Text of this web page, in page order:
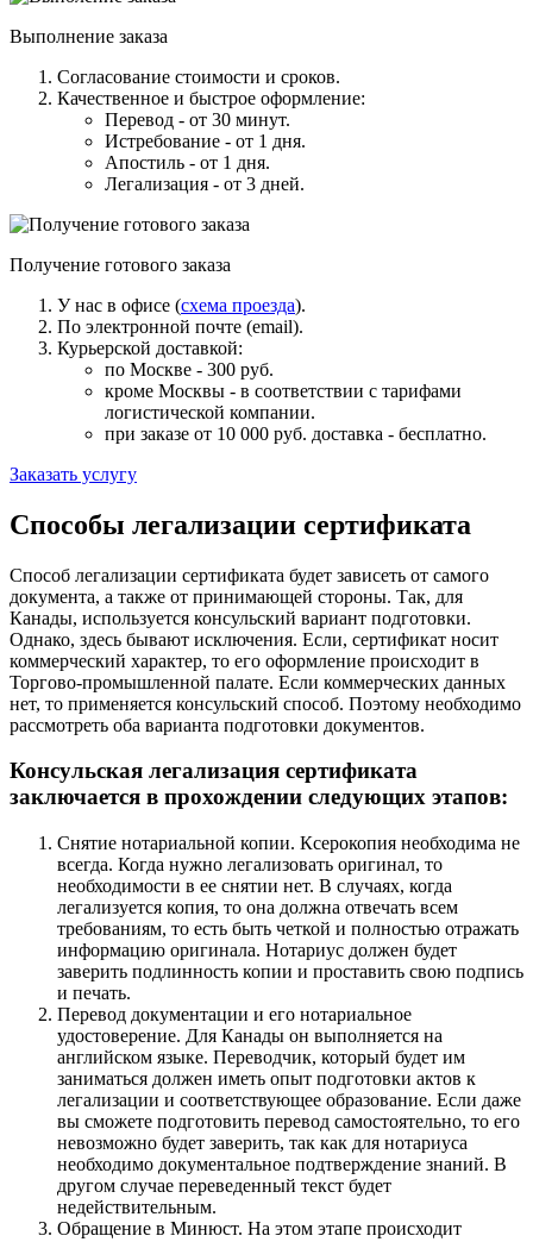
Выполнение заказа
Согласование стоимости и сроков.
Качественное и быстрое оформление:
Перевод - от 30 минут.
Истребование - от 1 дня.
Апостиль - от 1 дня.
Легализация - от 3 дней.
Получение готового заказа
У нас в офисе (схема проезда).
По электронной почте (email).
Курьерской доставкой:
по Москве - 300 руб.
кроме Москвы - в соответствии с тарифами
логистической компании.
при заказе от 10 000 руб. доставка - бесплатно.
Заказать услугу
Способы легализации сертификата
Способ легализации сертификата будет зависеть от самого
документа, а также от принимающей стороны. Так, для
Канады, используется консульский вариант подготовки.
Однако, здесь бывают исключения. Если, сертификат носит
коммерческий характер, то его оформление происходит в
Торгово-промышленной палате. Если коммерческих данных
нет, то применяется консульский способ. Поэтому необходимо
рассмотреть оба варианта подготовки документов.
Консульская легализация сертификата
заключается в прохождении следующих этапов:
Снятие нотариальной копии. Ксерокопия необходима не
всегда. Когда нужно легализовать оригинал, то
необходимости в ее снятии нет. В случаях, когда
легализуется копия, то она должна отвечать всем
требованиям, то есть быть четкой и полностью отражать
информацию оригинала. Нотариус должен будет
заверить подлинность копии и проставить свою подпись
и печать.
Перевод документации и его нотариальное
удостоверение. Для Канады он выполняется на
английском языке. Переводчик, который будет им
заниматься должен иметь опыт подготовки актов к
легализации и соответствующее образование. Если даже
вы сможете подготовить перевод самостоятельно, то его
невозможно будет заверить, так как для нотариуса
необходимо документальное подтверждение знаний. В
другом случае переведенный текст будет
недействительным.
Обращение в Минюст. На этом этапе происходит